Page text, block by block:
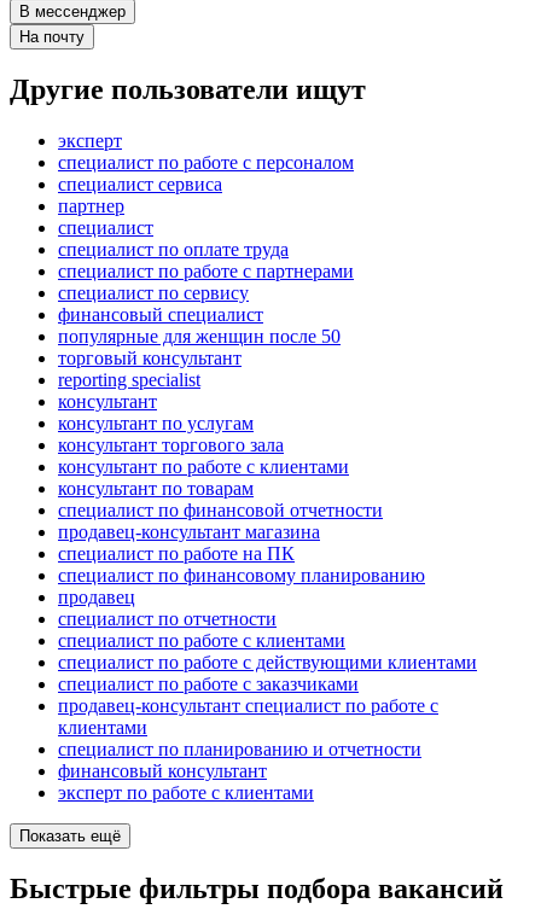
В мессенджер
На почту
Другие пользователи ищут
эксперт
специалист по работе с персоналом
специалист сервиса
партнер
специалист
специалист по оплате труда
специалист по работе с партнерами
специалист по сервису
финансовый специалист
популярные для женщин после 50
торговый консультант
reporting specialist
консультант
консультант по услугам
консультант торгового зала
консультант по работе с клиентами
консультант по товарам
специалист по финансовой отчетности
продавец-консультант магазина
специалист по работе на ПК
специалист по финансовому планированию
продавец
специалист по отчетности
специалист по работе с клиентами
специалист по работе с действующими клиентами
специалист по работе с заказчиками
продавец-консультант специалист по работе с
клиентами
специалист по планированию и отчетности
финансовый консультант
эксперт по работе с клиентами
Показать ещё
Быстрые фильтры подбора вакансий